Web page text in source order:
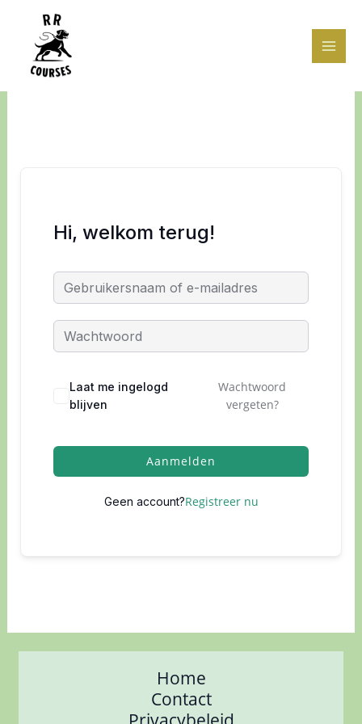
inhoud
Hi, welkom terug!
Laat me ingelogd
blijven
Wachtwoord
vergeten?
Aanmelden
Geen account?Registreer nu
Home
Contact